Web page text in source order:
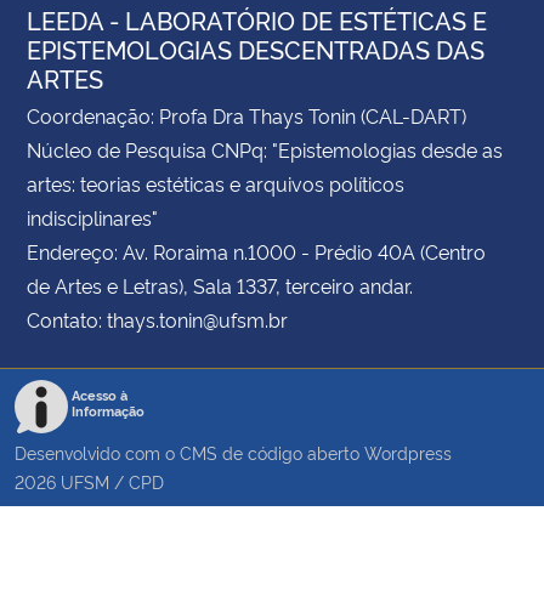
LEEDA - LABORATÓRIO DE ESTÉTICAS E
EPISTEMOLOGIAS DESCENTRADAS DAS
ARTES
Coordenação: Profa Dra Thays Tonin (CAL-DART)
Núcleo de Pesquisa CNPq: "Epistemologias desde as
artes: teorias estéticas e arquivos políticos
indisciplinares"
Endereço: Av. Roraima n.1000 - Prédio 40A (Centro
de Artes e Letras), Sala 1337, terceiro andar.
Contato: thays.tonin@ufsm.br
Acesso à
Informação
Desenvolvido com o CMS de código aberto Wordpress
2026 UFSM / CPD